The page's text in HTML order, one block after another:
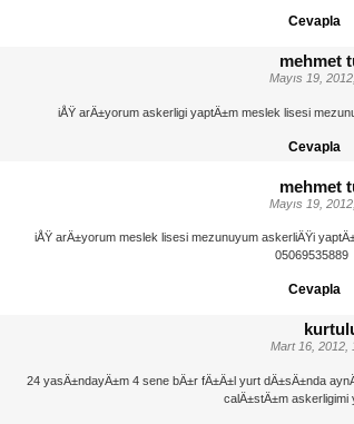
Cevapla
mehmet
Mayıs 19,
iÅŸ arÄ±yorum askerligi yaptÄ±m meslek lisesi
Cevapla
mehmet
Mayıs 19,
iÅŸ arÄ±yorum meslek lisesi mezunuyum askerliÄŸi
05069535889
Cevapla
Mart 16, 2012,
24 yasÄ±ndayÄ±m 4 sene bÄ±r fÄ±Ä±l yurt dÄ±sÄ±nda
calÄ±stÄ±m askerligimi